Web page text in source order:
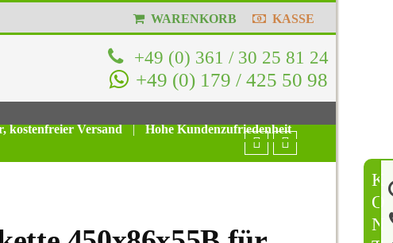
K
O
N
WARENKORB KASSE
+49 (0) 361 / 30 25 81 24
+49 (0) 179 / 425 50 98
kostenfreier Versand |
Hohe Kundenzufriedenheit